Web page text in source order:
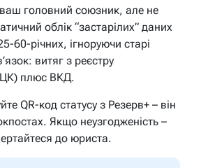
головний союзник, але не
облік “застарілих” даних
60-річних, ігноруючи старі
витяг з реєстру
плюс ВКД.
QR-код статусу з Резерв+ – він
Якщо неузгодженість –
до юриста.